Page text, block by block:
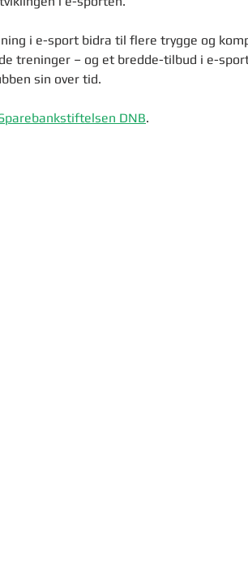
i e-sport bidra til flere trygge og
treninger – og et bredde-tilbud i e-
sin over tid.
DNB.